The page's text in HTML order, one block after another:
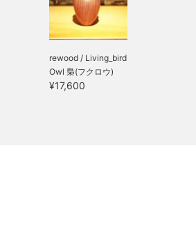
rewood / Living_bird
Owl 梟(フクロウ)
¥17,600